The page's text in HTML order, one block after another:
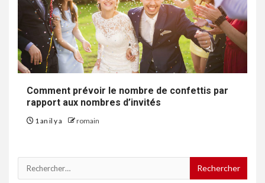
Comment prévoir le nombre de confettis par
rapport aux nombres d’invités
1 an il y a romain
Rechercher :